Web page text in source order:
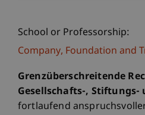
School or Professorship:
Company, Foundation and
Grenzüberschreitende
Gesellschafts-, Stiftungs-
fortlaufend